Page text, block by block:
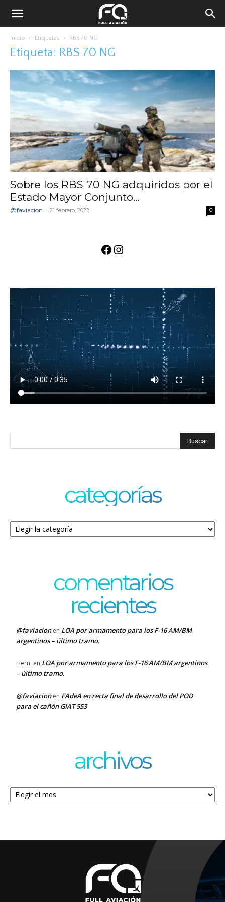
Inicio Etiquetas RBS 70 NG
Etiqueta: RBS 70 NG
Sobre los RBS 70 NG adquiridos por el
Estado Mayor Conjunto...
@faviacion - 21 febrero, 2022 0
Facebook
Instagram
categorías
Categorías
comentarios
recientes
@faviacionen LOA por armamento para los F-16 AM/BM
argentinos – último tramo.
Herni en LOA por armamento para los F-16 AM/BM argentinos
– último tramo.
@faviacionen FAdeA en recta final de desarrollo del POD
para el cañón GIAT 553
archivos
Archivos